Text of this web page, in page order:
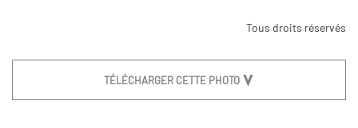
Tous droits réservés
TÉLÉCHARGER CETTE PHOTO